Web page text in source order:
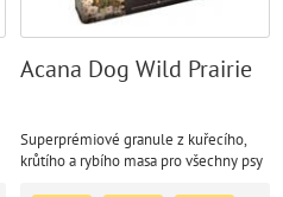
Acana Dog Wild Prairie
Superprémiové granule z kuřecího,
krůtího a rybího masa pro všechny psy